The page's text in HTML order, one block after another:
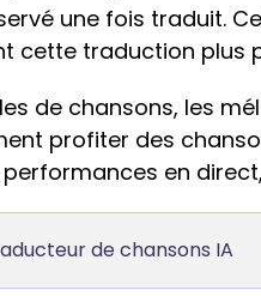
une fois traduit.
cette traduction plus
de chansons, les
profiter des
en
de chansons IA